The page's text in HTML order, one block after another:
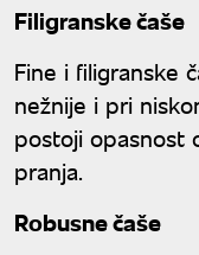
Filigranske čaše
Fine i filigranske
nežnije i pri
postoji opasnost
pranja.
Robusne čaše